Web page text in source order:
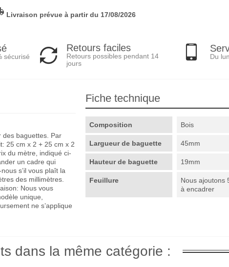
Livraison prévue à partir du 17/08/2026
sécurisé
Retours faciles
Retours possibles pendant 14
jours
Du
des baguettes. Par
25 cm x 2 + 25 cm x 2
du mètre, indiqué ci-
un cadre qui
s’il vous plaît la
des millimètres.
Nous vous
unique,
ne s’applique
Fiche technique
Composition Bois
Largueur de baguette 45mm
Hauteur de baguette 19mm
Feuillure
Nous ajoutons
à encadrer
dans la même catégorie :